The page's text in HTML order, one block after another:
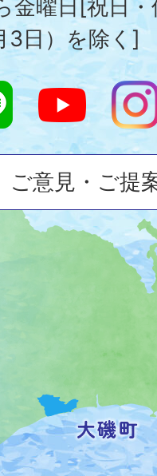
金曜日[祝日
3日）を除く]
ご意見・ご提